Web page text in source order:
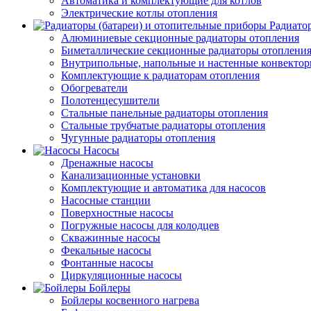
Электрические котлы отопления
Алюминиевые секционные радиаторы отопления
Биметаллические секционные радиаторы отопления
Внутрипольные, напольные и настенные
Комплектующие к радиаторам отопления
Обогреватели
Полотенцесушители
Стальные панельные радиаторы отопления
Стальные трубчатые радиаторы отопления
Чугунные радиаторы отопления
Насосы
Дренажные насосы
Канализационные установки
Комплектующие и автоматика для насосов
Насосные станции
Поверхностные насосы
Погружные насосы для колодцев
Скважинные насосы
Фекальные насосы
Фонтанные насосы
Циркуляционные насосы
Бойлеры
Бойлеры косвенного нагрева